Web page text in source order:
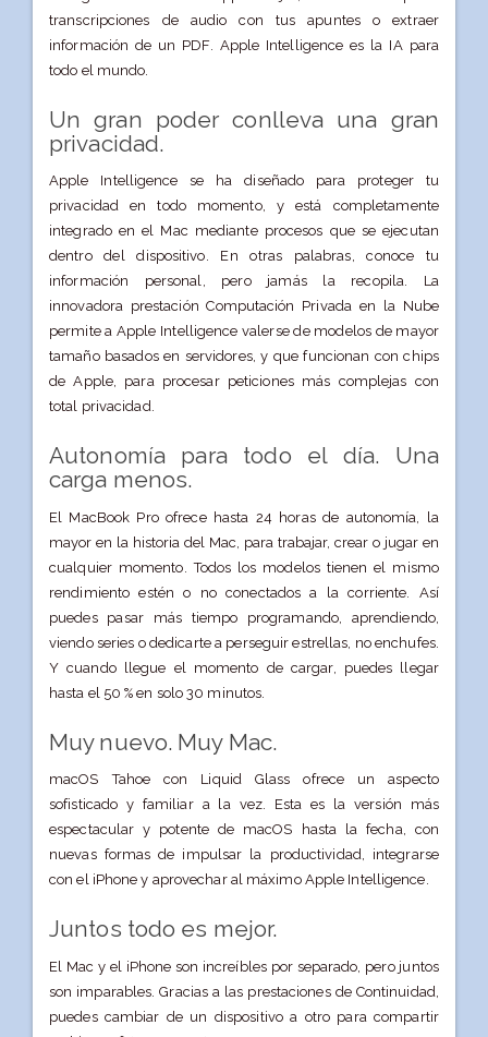
transcripciones de audio con tus apuntes o extraer
información de un PDF. Apple Intelligence es la IA para
todo el mundo.
Un gran poder conlleva una gran
privacidad.
Apple Intelligence se ha diseñado para proteger tu
privacidad en todo momento, y está completamente
integrado en el Mac mediante procesos que se ejecutan
dentro del dispositivo. En otras palabras, conoce tu
información personal, pero jamás la recopila. La
innovadora prestación Computación Privada en la Nube
permite a Apple Intelligence valerse de modelos de mayor
tamaño basados en servidores, y que funcionan con chips
de Apple, para procesar peticiones más complejas con
total privacidad.
Autonomía para todo el día. Una
carga menos.
El MacBook Pro ofrece hasta 24 horas de autonomía, la
mayor en la historia del Mac, para trabajar, crear o jugar en
cualquier momento. Todos los modelos tienen el mismo
rendimiento estén o no conectados a la corriente. Así
puedes pasar más tiempo programando, aprendiendo,
viendo series o dedicarte a perseguir estrellas, no enchufes.
Y cuando llegue el momento de cargar, puedes llegar
hasta el 50 % en solo 30 minutos.
Muy nuevo. Muy Mac.
macOS Tahoe con Liquid Glass ofrece un aspecto
sofisticado y familiar a la vez. Esta es la versión más
espectacular y potente de macOS hasta la fecha, con
nuevas formas de impulsar la producti­vidad, integrarse
con el iPhone y aprovechar al máximo Apple Intelligence.
Juntos todo es mejor.
El Mac y el iPhone son increíbles por separado, pero juntos
son imparables. Gracias a las prestaciones de Continuidad,
puedes cambiar de un dispositivo a otro para compartir